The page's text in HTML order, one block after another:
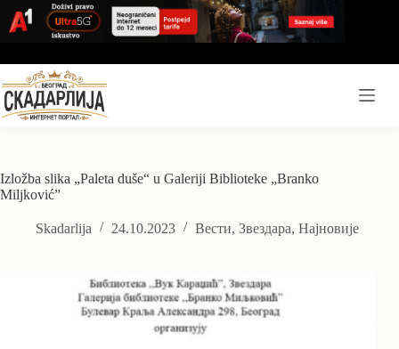
Izložba slika „Paleta duše“ u Galeriji Biblioteke „Branko
Miljković”
Skadarlija 24.10.2023 Вести, Звездара, Најновије